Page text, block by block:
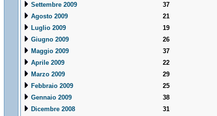
Settembre 2009
37
Agosto 2009
21
Luglio 2009
19
Giugno 2009
26
Maggio 2009
37
Aprile 2009
22
Marzo 2009
29
Febbraio 2009
25
Gennaio 2009
38
Dicembre 2008
31